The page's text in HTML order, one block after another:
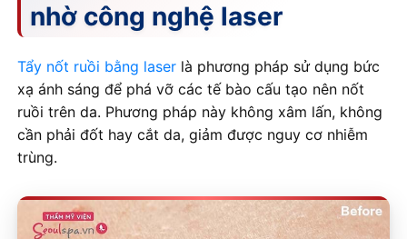
nhờ công nghệ laser
Tẩy nốt ruồi bằng laser là phương pháp sử dụng bức
xạ ánh sáng để phá vỡ các tế bào cấu tạo nên nốt
ruồi trên da. Phương pháp này không xâm lấn, không
cần phải đốt hay cắt da, giảm được nguy cơ nhiễm
trùng.